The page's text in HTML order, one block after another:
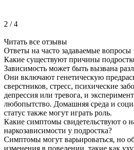
2 /4
Читать все отзывы
Ответы на часто задаваемые вопросы
Какие существуют причины
Зависимость может быть вызвана
Они включают генетическую
сверстников, стресс, психические
депрессия или тревога, и
любопытство. Домашняя среда и
статус также могут играть роль.
Какие симптомы свидетельствуют о
наркозависимости у подростка?
Симптомы могут варьироваться, но